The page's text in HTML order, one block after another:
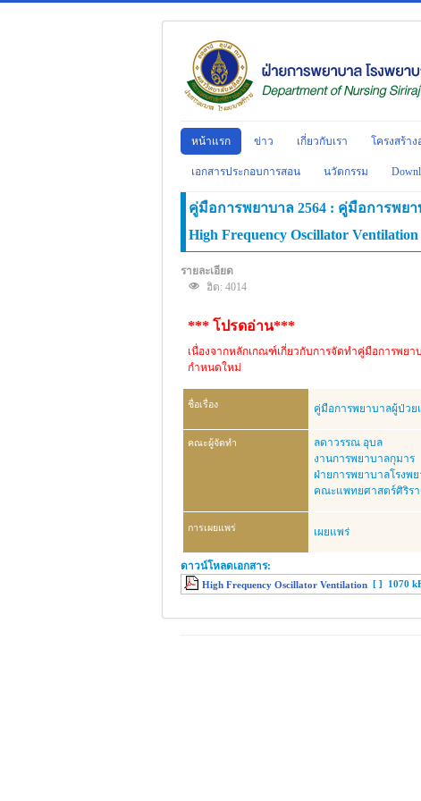
หน้าแรก ข่าว เกี่ยวกับเรา โครงสร้าง
เอกสารประกอบการสอน นวัตกรรม
คู่มือการพยาบาล 2564 : คู่มือการพย
High Frequency Oscillator Ventilation
รายละเอียด
ฮิต: 4014
*** โปรดอ่าน***
เนื่องจากหลักเกณฑ์เกี่ยวกับการจัดทำคู่มือการพย
กำหนดใหม่
ชื่อเรื่อง คู่มือการพยาบาลผู้ป่วย
คณะผู้จัดทำ
ลดาวรรณ อุบล
งานการพยาบาลกุมาร
ฝ่ายการพยาบาลโรงพ
คณะแพทยศาสตร์ศิริร
การเผยแพร่ เผยแพร่
ดาวน์โหลดเอกสาร:
High Frequency Oscillator Ventilation [ ] 1070